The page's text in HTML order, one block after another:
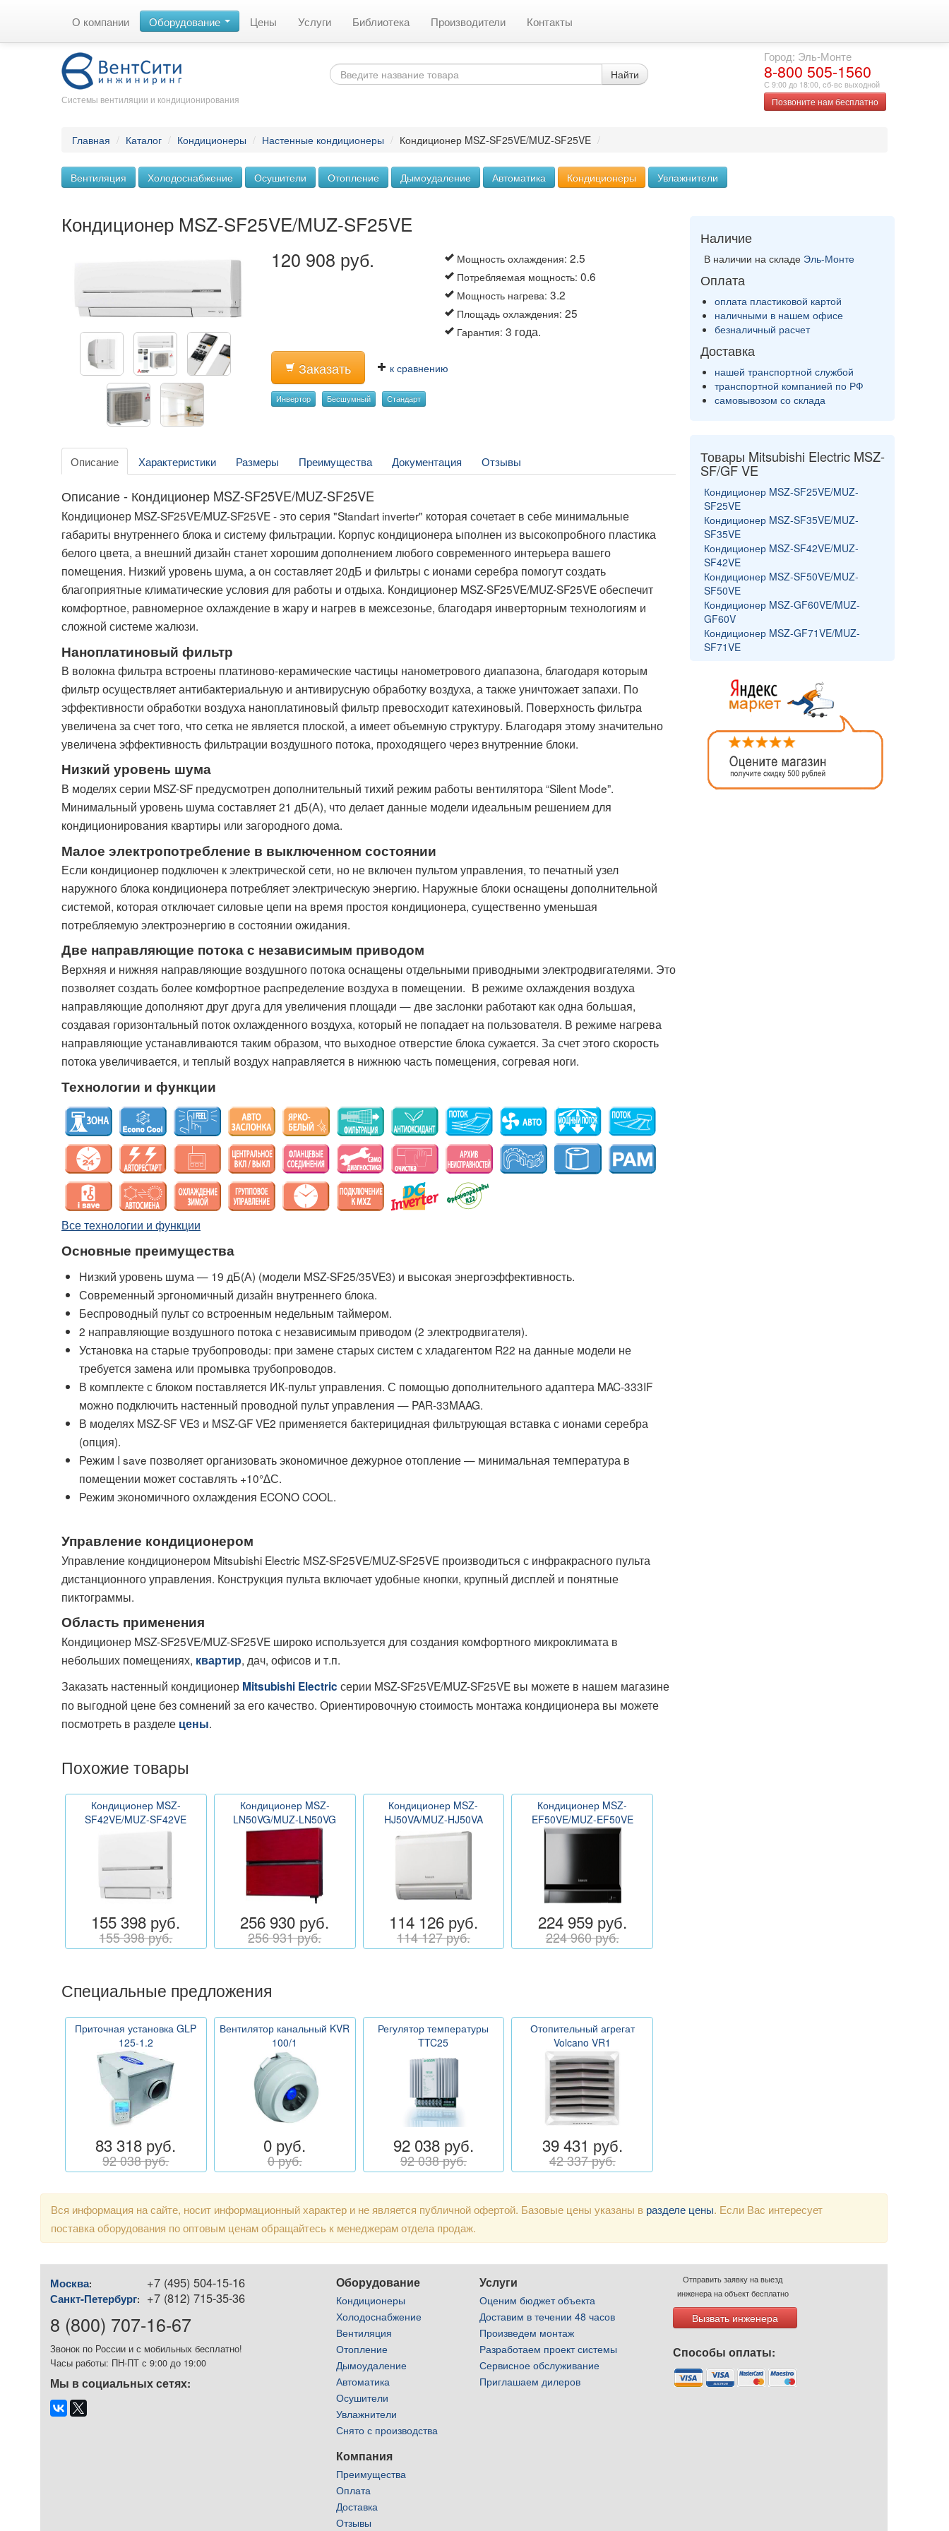
О компании Оборудование Цены Услуги Библиотека Производители Контакты
Системы вентиляции и кондиционирования
Найти
Город: Эль-Монте
8-800 505-1560
С 9:00 до 18:00, сб-вс выходной
Позвоните нам бесплатно
Главная / Каталог / Кондиционеры / Настенные кондиционеры / Кондиционер MSZ-SF25VE/MUZ-SF25VE /
Вентиляция Холодоснабжение Осушители Отопление Дымоудаление Автоматика Кондиционеры Увлажнители
Кондиционер MSZ-SF25VE/MUZ-SF25VE
120 908 руб. Мощность охлаждения:2.5
Потребляемая мощность:0.6
Мощность нагрева:3.2
Площадь охлаждения:25
Гарантия:3 года.
Заказать к сравнению
Инвертор Бесшумный Стандарт
Описание Характеристики Размеры Преимущества Документация Отзывы
Описание - Кондиционер MSZ-SF25VE/MUZ-SF25VE
Кондиционер MSZ-SF25VE/MUZ-SF25VE - это серия "Standart inverter" которая сочетает в себе минимальные
габариты внутреннего блока и систему фильтрации. Корпус кондиционера ыполнен из высокопробного пластика
белого цвета, а внешний дизайн станет хорошим дополнением любого современного интерьера вашего
помещения. Низкий уровень шума, а он составляет 20дБ и фильтры с ионами серебра помогут создать
благоприятные климатические условия для работы и отдыха. Кондиционер MSZ-SF25VE/MUZ-SF25VE обеспечит
комфортное, равномерное охлаждение в жару и нагрев в межсезонье, благодаря инверторным технологиям и
сложной системе жалюзи.
Наноплатиновый фильтр
В волокна фильтра встроены платиново-керамические частицы нанометрового диапазона, благодаря которым
фильтр осуществляет антибактериальную и антивирусную обработку воздуха, а также уничтожает запахи. По
эффективности обработки воздуха наноплатиновый фильтр превосходит катехиновый. Поверхность фильтра
увеличена за счет того, что сетка не является плоской, а имеет объемную структуру. Благодаря этому значительно
увеличена эффективность фильтрации воздушного потока, проходящего через внутренние блоки.
Низкий уровень шума
В моделях серии MSZ-SF предусмотрен дополнительный тихий режим работы вентилятора “Silent Mode”.
Минимальный уровень шума составляет 21 дБ(А), что делает данные модели идеальным решением для
кондиционирования квартиры или загородного дома.
Малое электропотребление в выключенном состоянии
Если кондиционер подключен к электрической сети, но не включен пультом управления, то печатный узел
наружного блока кондиционера потребляет электрическую энергию. Наружные блоки оснащены дополнительной
системой, которая отключает силовые цепи на время простоя кондиционера, существенно уменьшая
потребляемую электроэнергию в состоянии ожидания.
Две направляющие потока с независимым приводом
Верхняя и нижняя направляющие воздушного потока оснащены отдельными приводными электродвигателями. Это
позволяет создать более комфортное раcпределение воздуха в помещении. В режиме охлаждения воздуха
направляющие дополняют друг друга для увеличения площади — две заслонки работают как одна большая,
создавая горизонтальный поток охлажденного воздуха, который не попадает на пользователя. В режиме нагрева
направляющие устанавливаются таким образом, что выходное отверстие блока сужается. За счет этого скорость
потока увеличивается, и теплый воздух направляется в нижнюю часть помещения, согревая ноги.
Технологии и функции
Все технологии и функции
Основные преимущества
Низкий уровень шума — 19 дБ(А) (модели MSZ-SF25/35VE3) и высокая энергоэффективность.
Современный эргономичный дизайн внутреннего блока.
Беспроводный пульт со встроенным недельным таймером.
2 направляющие воздушного потока с независимым приводом (2 электродвигателя).
Установка на старые трубопроводы: при замене старых систем с хладагентом R22 на данные модели не
требуется замена или промывка трубопроводов.
В комплекте с блоком поставляется ИК-пульт управления. С помощью дополнительного адаптера MAC-333IF
можно подключить настенный проводной пульт управления — PAR-33MAAG.
В моделях MSZ-SF VE3 и MSZ-GF VE2 применяется бактерицидная фильтрующая вставка с ионами серебра
(опция).
Режим I save позволяет организовать экономичное дежурное отопление — минимальная температура в
помещении может составлять +10°∆С.
Режим экономичного охлаждения ECONO COOL.
Управление кондиционером
Управление кондиционером Mitsubishi Electric MSZ-SF25VE/MUZ-SF25VE производиться с инфракрасного пульта
дистанционного управления. Конструкция пульта включает удобные кнопки, крупный дисплей и понятные
пиктограммы.
Область применения
Кондиционер MSZ-SF25VE/MUZ-SF25VE широко используется для создания комфортного микроклимата в
небольших помещениях, квартир, дач, офисов и т.п.
Заказать настенный кондиционер Mitsubishi Electric серии MSZ-SF25VE/MUZ-SF25VE вы можете в нашем магазине
по выгодной цене без сомнений за его качество. Ориентировочную стоимость монтажа кондиционера вы можете
посмотреть в разделе цены.
Похожие товары
Кондиционер MSZ-
SF42VE/MUZ-SF42VE
155 398 руб.
155 398 руб.
Кондиционер MSZ-
LN50VG/MUZ-LN50VG
256 930 руб.
256 931 руб.
Кондиционер MSZ-
HJ50VA/MUZ-HJ50VA
114 126 руб.
114 127 руб.
Кондиционер MSZ-
EF50VE/MUZ-EF50VE
224 959 руб.
224 960 руб.
Специальные предложения
Приточная установка GLP
125-1.2
83 318 руб.
92 038 руб.
Вентилятор канальный KVR
100/1
0 руб.
0 руб.
Регулятор температуры
TTC25
92 038 руб.
92 038 руб.
Отопительный агрегат
Volcano VR1
39 431 руб.
42 337 руб.
Наличие
В наличии на складе Эль-Монте
Оплата
оплата пластиковой картой
наличными в нашем офисе
безналичный расчет
Доставка
нашей транспортной службой
транспортной компанией по РФ
самовывозом со склада
Товары Mitsubishi Electric MSZ-
SF/GF VE
Кондиционер MSZ-SF25VE/MUZ-
SF25VE
Кондиционер MSZ-SF35VE/MUZ-
SF35VE
Кондиционер MSZ-SF42VE/MUZ-
SF42VE
Кондиционер MSZ-SF50VE/MUZ-
SF50VE
Кондиционер MSZ-GF60VE/MUZ-
GF60V
Кондиционер MSZ-GF71VE/MUZ-
SF71VE
Вся информация на сайте, носит информационный характер и не является публичной офертой. Базовые цены указаны в разделе цены. Если Вас интересует
поставка оборудования по оптовым ценам обращайтесь к менеджерам отдела продаж.
Москва: +7 (495) 504-15-16
Санкт-Петербург: +7 (812) 715-35-36
8 (800) 707-16-67
Звонок по России и с мобильных бесплатно!
Часы работы: ПН-ПТ с 9:00 до 19:00
Мы в социальных сетях:
Оборудование
Кондиционеры
Холодоснабжение
Вентиляция
Отопление
Дымоудаление
Автоматика
Осушители
Увлажнители
Снято с производства
Компания
Преимущества
Оплата
Доставка
Отзывы
Услуги
Оценим бюджет объекта
Доставим в течении 48 часов
Произведем монтаж
Разработаем проект системы
Сервисное обслуживание
Приглашаем дилеров
Отправить заявку на выезд
инженера на объект бесплатно
Вызвать инженера
Способы оплаты: